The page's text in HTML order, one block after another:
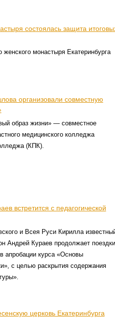
состоялась защита
женского монастыря Екатеринбурга
организовали совместную
образ жизни» — совместное
медицинского колледжа
(КПК).
встретится с педагогической
и Всея Руси Кирилла
Андрей Кураев продолжает поездки
апробации курса «Основы
с целью раскрытия содержания
церковь Екатеринбурга